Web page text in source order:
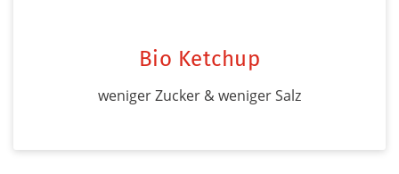
Bio Ketchup
weniger Zucker & weniger Salz